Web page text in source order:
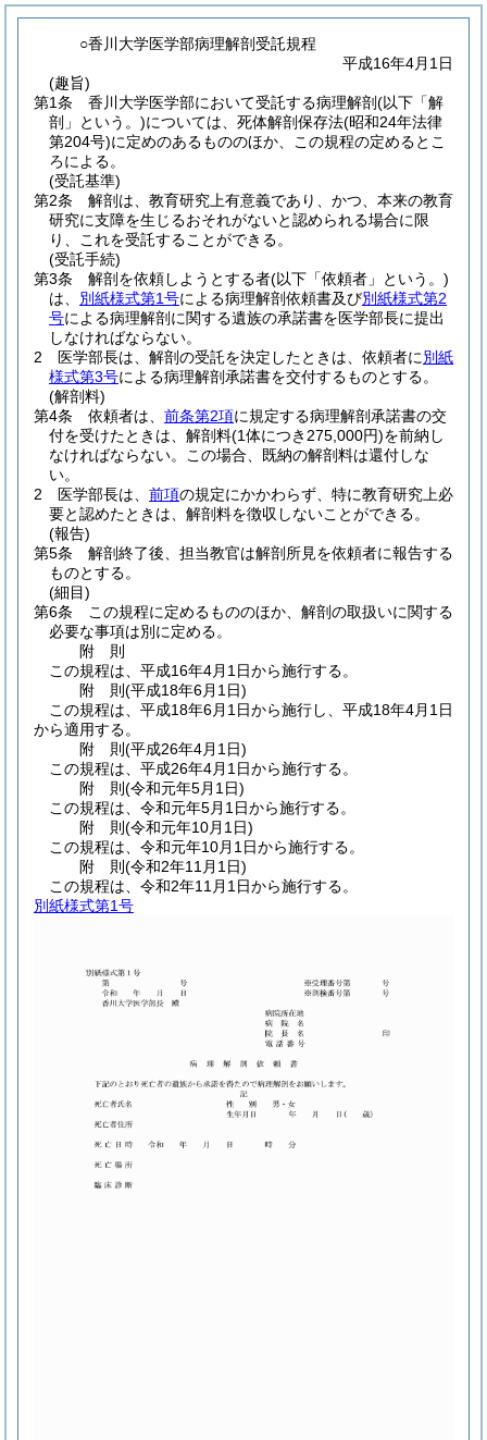
○香川大学医学部病理解剖受託規程
平成16年4月1日
(趣旨)
第1条
香川大学医学部において受託する病理解剖(以下「解
剖」という。)については、死体解剖保存法(昭和24年法律
第204号)に定めのあるもののほか、この規程の定めるとこ
ろによる。
(受託基準)
第2条
解剖は、教育研究上有意義であり、かつ、本来の教育
研究に支障を生じるおそれがないと認められる場合に限
り、これを受託することができる。
(受託手続)
第3条
解剖を依頼しようとする者(以下「依頼者」という。)
は、 別紙様式第1号による病理解剖依頼書及び別紙様式第2
号による病理解剖に関する遺族の承諾書を医学部長に提出
しなければならない。
2
医学部長は、解剖の受託を決定したときは、依頼者に別紙
様式第3号による病理解剖承諾書を交付するものとする。
(解剖料)
第4条
依頼者は、 前条第2項に規定する病理解剖承諾書の交
付を受けたときは、解剖料(1体につき275,000円)を前納し
なければならない。
この場合、既納の解剖料は還付しな
い。
2
医学部長は、 前項の規定にかかわらず、特に教育研究上必
要と認めたときは、解剖料を徴収しないことができる。
(報告)
第5条
解剖終了後、担当教官は解剖所見を依頼者に報告する
ものとする。
(細目)
第6条
この規程に定めるもののほか、解剖の取扱いに関する
必要な事項は別に定める。
附 則
この規程は、平成16年4月1日から施行する。
附 則(平成18年6月1日)
この規程は、平成18年6月1日から施行し、平成18年4月1日
から適用する。
附 則(平成26年4月1日)
この規程は、平成26年4月1日から施行する。
附 則(令和元年5月1日)
この規程は、令和元年5月1日から施行する。
附 則(令和元年10月1日)
この規程は、令和元年10月1日から施行する。
附 則(令和2年11月1日)
この規程は、令和2年11月1日から施行する。
別紙様式第1号